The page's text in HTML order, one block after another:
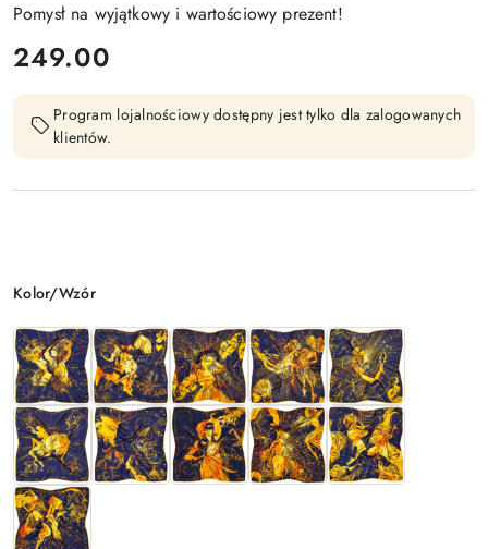
Pomysł na wyjątkowy i wartościowy prezent!
cena:
249.00
Program lojalnościowy dostępny jest tylko dla zalogowanych
klientów.
Wariant
Kolor/Wzór